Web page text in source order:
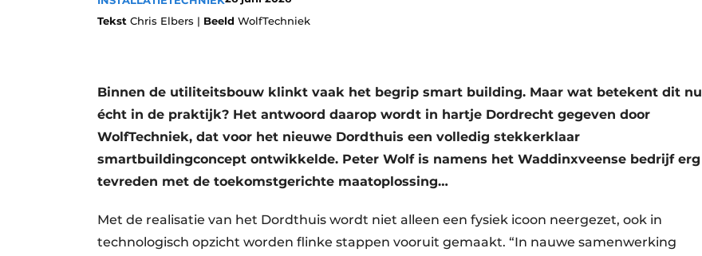
Vacatures
Tekst Chris Elbers | Beeld WolfTechniek
Binnen de utiliteitsbouw klinkt vaak het begrip smart building. Maar wat betekent dit nu
écht in de praktijk? Het antwoord daarop wordt in hartje Dordrecht gegeven door
WolfTechniek, dat voor het nieuwe Dordthuis een volledig stekkerklaar
smartbuildingconcept ontwikkelde. Peter Wolf is namens het Waddinxveense bedrijf erg
tevreden met de toekomstgerichte maatoplossing…
Met de realisatie van het Dordthuis wordt niet alleen een fysiek icoon neergezet, ook in
technologisch opzicht worden flinke stappen vooruit gemaakt. “In nauwe samenwerking